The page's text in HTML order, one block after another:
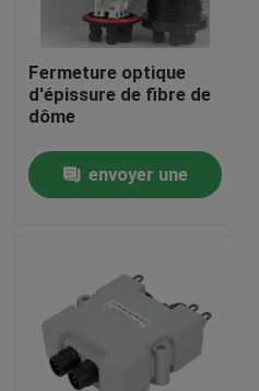
Produits
Au sujet de nous
Fermeture optique
d'épissure de fibre de
dôme
envoyer une